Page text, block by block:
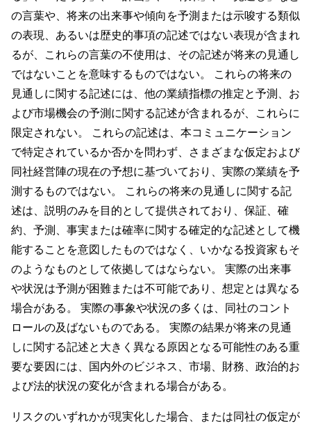
の言葉や、将来の出来事や傾向を予測または示唆する類似
の表現、あるいは歴史的事項の記述ではない表現が含まれ
るが、これらの言葉の不使用は、その記述が将来の見通し
ではないことを意味するものではない。 これらの将来の
見通しに関する記述には、他の業績指標の推定と予測、お
よび市場機会の予測に関する記述が含まれるが、これらに
限定されない。 これらの記述は、本コミュニケーション
で特定されているか否かを問わず、さまざまな仮定および
同社経営陣の現在の予想に基づいており、実際の業績を予
測するものではない。 これらの将来の見通しに関する記
述は、説明のみを目的として提供されており、保証、確
約、予測、事実または確率に関する確定的な記述として機
能することを意図したものではなく、いかなる投資家もそ
のようなものとして依拠してはならない。 実際の出来事
や状況は予測が困難または不可能であり、想定とは異なる
場合がある。 実際の事象や状況の多くは、同社のコント
ロールの及ばないものである。 実際の結果が将来の見通
しに関する記述と大きく異なる原因となる可能性のある重
要な要因には、国内外のビジネス、市場、財務、政治的お
よび法的状況の変化が含まれる場合がある。
リスクのいずれかが現実化した場合、または同社の仮定が